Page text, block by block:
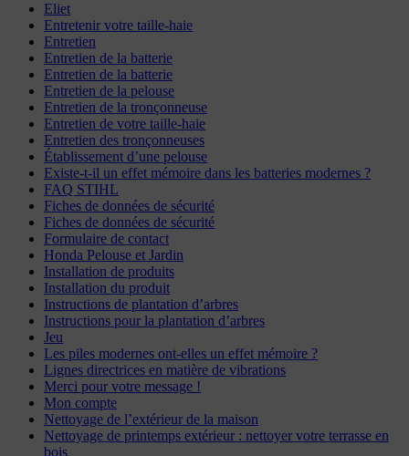
Eliet
Entretenir votre taille-haie
Entretien
Entretien de la batterie
Entretien de la batterie
Entretien de la pelouse
Entretien de la tronçonneuse
Entretien de votre taille-haie
Entretien des tronçonneuses
Établissement d’une pelouse
Existe-t-il un effet mémoire dans les batteries modernes ?
FAQ STIHL
Fiches de données de sécurité
Fiches de données de sécurité
Formulaire de contact
Honda Pelouse et Jardin
Installation de produits
Installation du produit
Instructions de plantation d’arbres
Instructions pour la plantation d’arbres
Jeu
Les piles modernes ont-elles un effet mémoire ?
Lignes directrices en matière de vibrations
Merci pour votre message !
Mon compte
Nettoyage de l’extérieur de la maison
Nettoyage de printemps extérieur : nettoyer votre terrasse en
bois